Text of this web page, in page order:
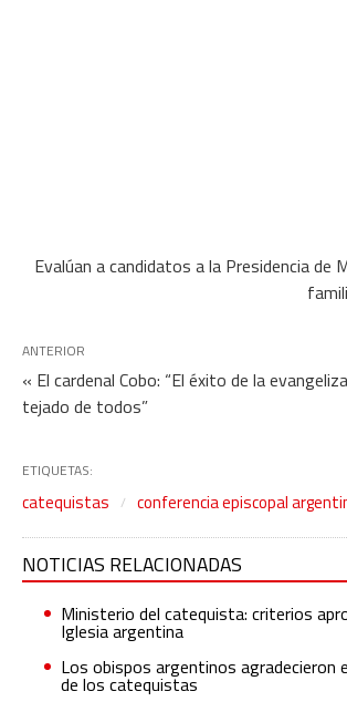
Evalúan a candidatos a la Presidencia de
ANTERIOR
« El cardenal Cobo: “El éxito de la
tejado de todos”
ETIQUETAS:
catequistas conferencia episcopal
NOTICIAS RELACIONADAS
Ministerio del catequista: criterios
Iglesia argentina
Los obispos argentinos agradecieron
de los catequistas